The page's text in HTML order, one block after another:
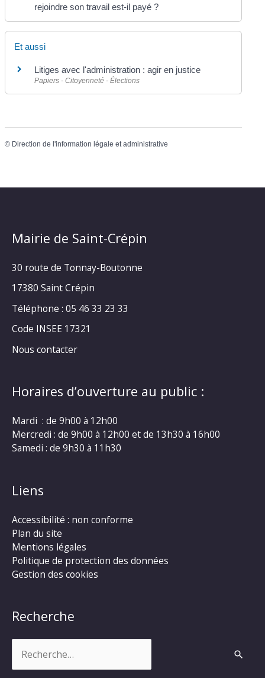
rejoindre son travail est-il payé ?
Et aussi
Litiges avec l'administration : agir en justice
Papiers - Citoyenneté - Élections
© Direction de l'information légale et administrative
Mairie de Saint-Crépin
30 route de Tonnay-Boutonne
17380 Saint Crépin
Téléphone : 05 46 33 23 33
Code INSEE 17321
Nous contacter
Horaires d’ouverture au public :
Mardi : de 9h00 à 12h00
Mercredi : de 9h00 à 12h00 et de 13h30 à 16h00
Samedi : de 9h30 à 11h30
Liens
Accessibilité : non conforme
Plan du site
Mentions légales
Politique de protection des données
Gestion des cookies
Recherche